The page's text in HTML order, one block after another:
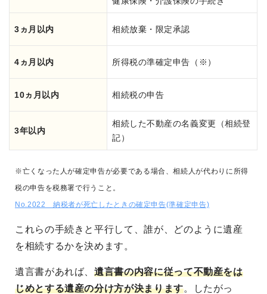
3ヵ月以内 相続放棄・限定承認
4ヵ月以内 所得税の準確定申告（※）
10ヵ月以内 相続税の申告
3年以内
相続した不動産の名義変更（相続登
記）
※亡くなった人が確定申告が必要である場合、相続人が代わりに所得
税の申告を税務署で行うこと。
No.2022 納税者が死亡したときの確定申告(準確定申告)
これらの手続きと平行して、誰が、どのように遺産
を相続するかを決めます。
遺言書があれば、遺言書の内容に従って不動産をは
じめとする遺産の分け方が決まります。したがっ